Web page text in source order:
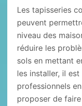
Les tapisseries
peuvent
niveau des
réduire les
sols en mettant
les installer, il
professionnels
proposer de